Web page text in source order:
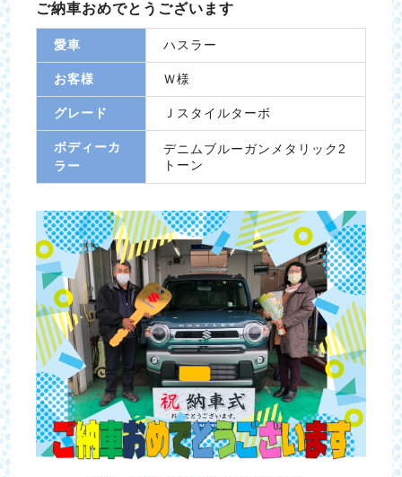
ご納車おめでとうございます
愛車 ハスラー
お客様 Ｗ様
グレード Ｊスタイルターボ
ボディーカ
ラー
デニムブルーガンメタリック2
トーン